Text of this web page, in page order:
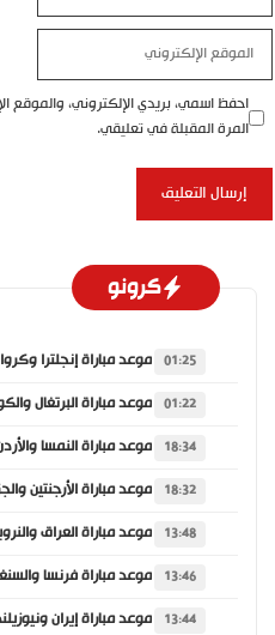
الإلكتروني
احفظ اسمي، بريدي الإلكتروني، والموقع
المرة المقبلة في تعليقي.
كرونو
01:25
01:22
18:34
18:32
13:48
13:46
13:44